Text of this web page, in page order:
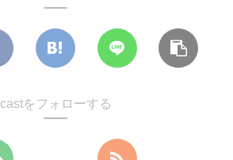
castをフォローする